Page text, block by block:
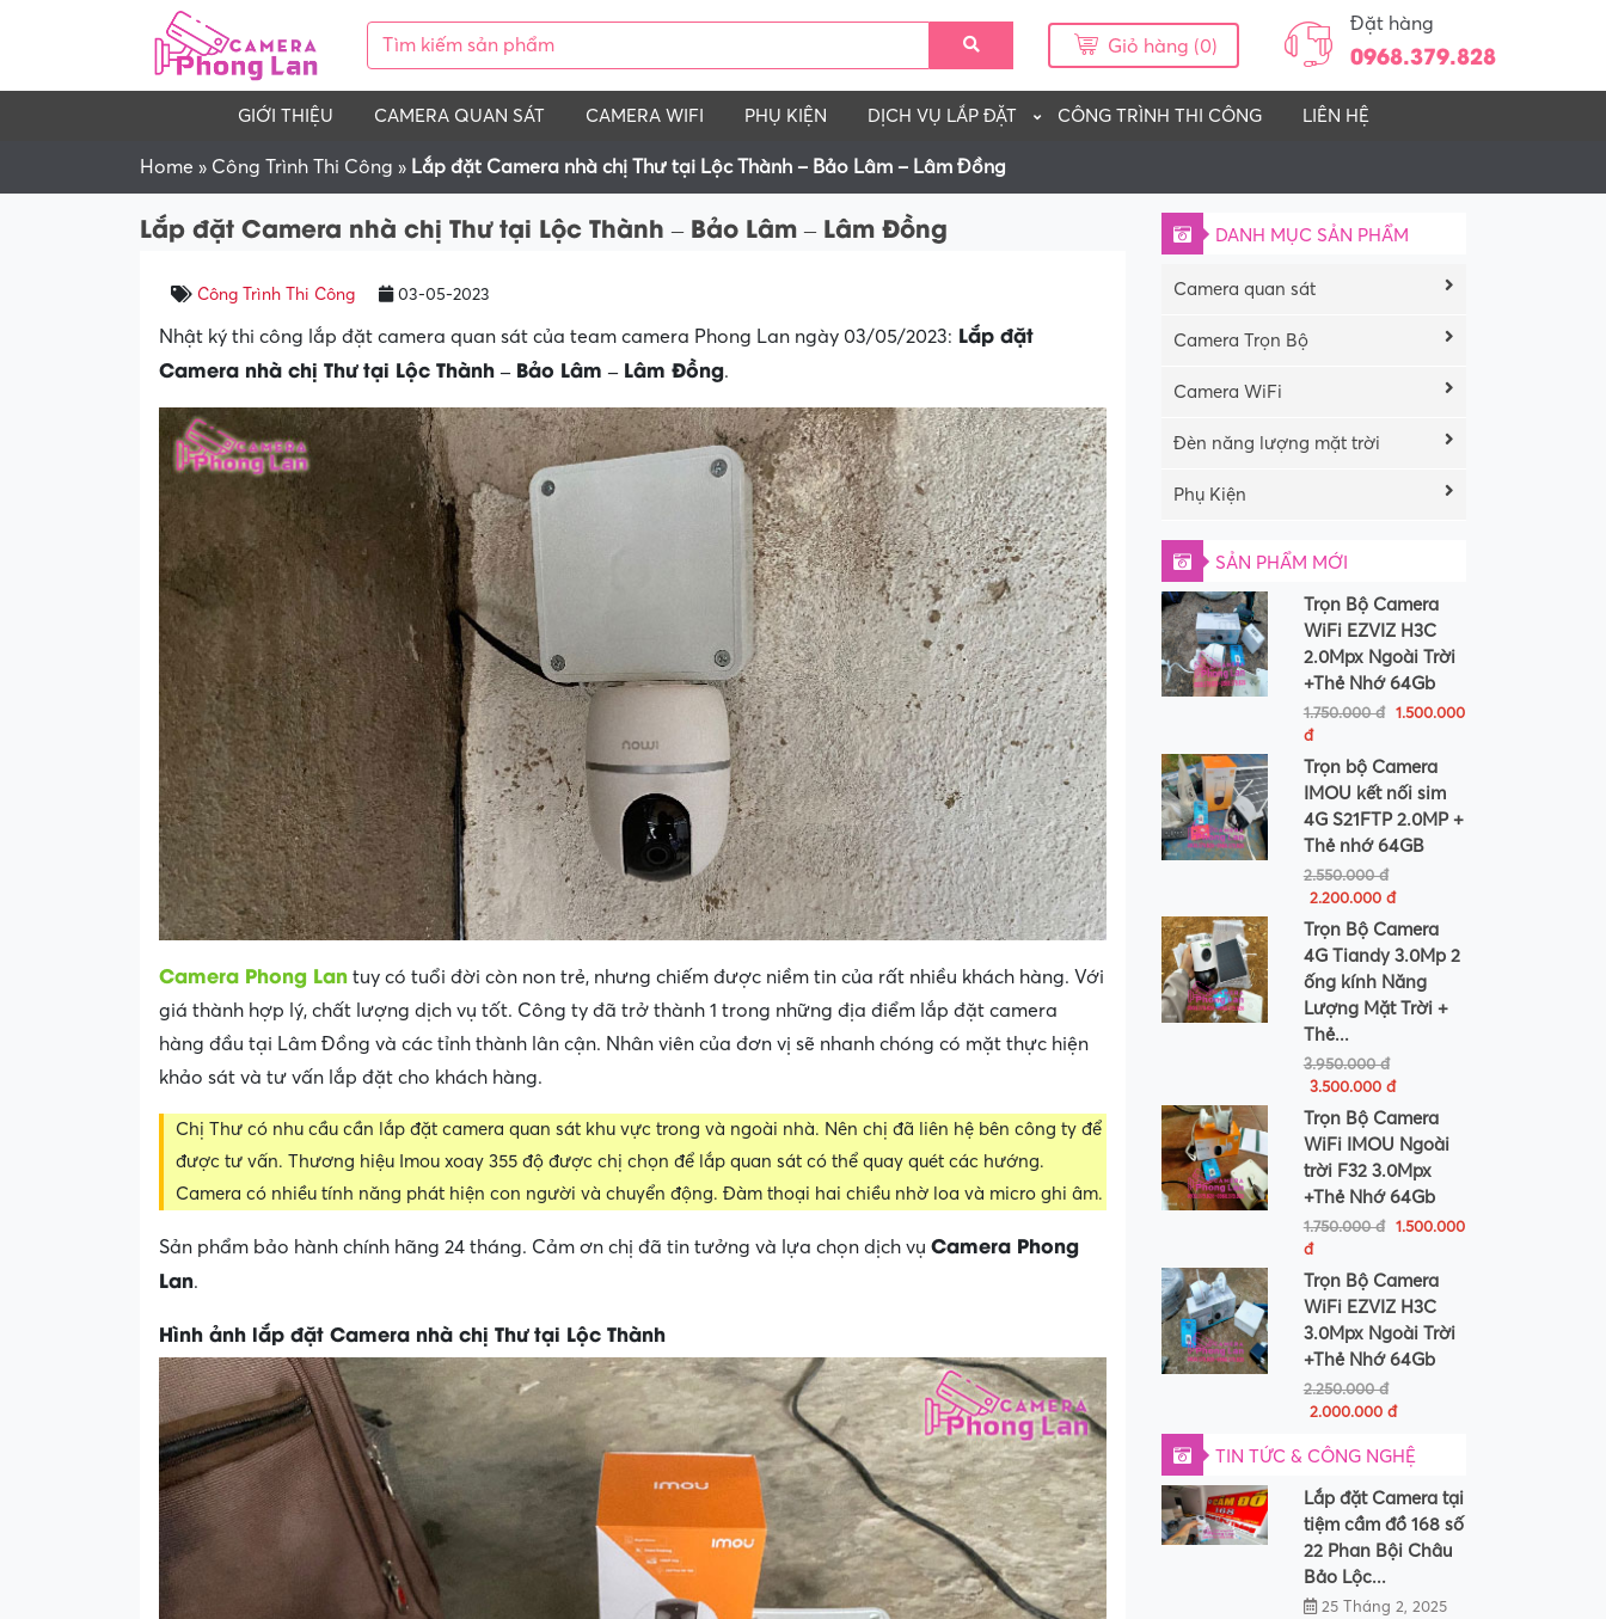
Giỏ hàng (0)
Đặt hàng
0968.379.828
GIỚI THIỆU CAMERA QUAN SÁT CAMERA WIFI PHỤ KIỆN DỊCH VỤ LẮP ĐẶT CÔNG TRÌNH THI CÔNG LIÊN HỆ
Home » Công Trình Thi Công » Lắp đặt Camera nhà chị Thư tại Lộc Thành – Bảo Lâm – Lâm Đồng
Lắp đặt Camera nhà chị Thư tại Lộc Thành – Bảo Lâm – Lâm Đồng
Công Trình Thi Công 03-05-2023
Nhật ký thi công lắp đặt camera quan sát của team camera Phong Lan ngày 03/05/2023: Lắp đặt
Camera nhà chị Thư tại Lộc Thành – Bảo Lâm – Lâm Đồng.
Camera Phong Lan tuy có tuổi đời còn non trẻ, nhưng chiếm được niềm tin của rất nhiều khách hàng. Với
giá thành hợp lý, chất lượng dịch vụ tốt. Công ty đã trở thành 1 trong những địa điểm lắp đặt camera
hàng đầu tại Lâm Đồng và các tỉnh thành lân cận. Nhân viên của đơn vị sẽ nhanh chóng có mặt thực hiện
khảo sát và tư vấn lắp đặt cho khách hàng.
Chị Thư có nhu cầu cần lắp đặt camera quan sát khu vực trong và ngoài nhà. Nên chị đã liên hệ bên công ty để
được tư vấn. Thương hiệu Imou xoay 355 độ được chị chọn để lắp quan sát có thể quay quét các hướng.
Camera có nhiều tính năng phát hiện con người và chuyển động. Đàm thoại hai chiều nhờ loa và micro ghi âm.
Sản phẩm bảo hành chính hãng 24 tháng. Cảm ơn chị đã tin tưởng và lựa chọn dịch vụ Camera Phong
Lan.
Hình ảnh lắp đặt Camera nhà chị Thư tại Lộc Thành
DANH MỤC SẢN PHẨM
Camera quan sát
Camera Trọn Bộ
Camera WiFi
Đèn năng lượng mặt trời
Phụ Kiện
SẢN PHẨM MỚI
Trọn Bộ Camera
WiFi EZVIZ H3C
2.0Mpx Ngoài Trời
+Thẻ Nhớ 64Gb
1.750.000 đ
1.500.000
đ
Trọn bộ Camera
IMOU kết nối sim
4G S21FTP 2.0MP +
Thẻ nhớ 64GB
2.550.000 đ
2.200.000 đ
Trọn Bộ Camera
4G Tiandy 3.0Mp 2
ống kính Năng
Lượng Mặt Trời +
Thẻ...
3.950.000 đ
3.500.000 đ
Trọn Bộ Camera
WiFi IMOU Ngoài
trời F32 3.0Mpx
+Thẻ Nhớ 64Gb
1.750.000 đ
1.500.000
đ
Trọn Bộ Camera
WiFi EZVIZ H3C
3.0Mpx Ngoài Trời
+Thẻ Nhớ 64Gb
2.250.000 đ
2.000.000 đ
TIN TỨC & CÔNG NGHỆ
Lắp đặt Camera tại
tiệm cầm đồ 168 số
22 Phan Bội Châu
Bảo Lộc...
25 Tháng 2, 2025